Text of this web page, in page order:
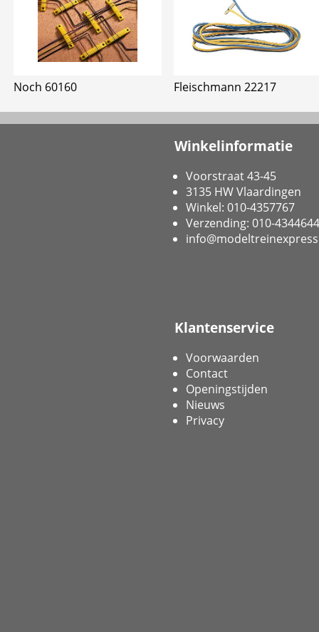
Noch 60160 Fleischmann 22217
Winkelinformatie
Voorstraat 43-45
3135 HW Vlaardingen
Winkel: 010-4357767
Verzending: 010-4344644
Klantenservice
Voorwaarden
Contact
Openingstijden
Nieuws
Privacy